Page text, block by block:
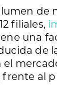
de
filiales,
una
de
al